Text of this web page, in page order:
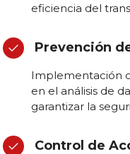
eficiencia del
Prevención
Implementación
en el análisis de
garantizar la
Control de